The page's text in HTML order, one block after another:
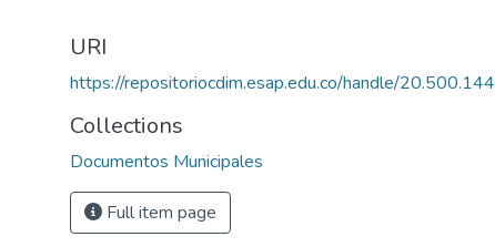
URI
https://repositoriocdim.esap.edu.co/handle/
Collections
Documentos Municipales
Full item page